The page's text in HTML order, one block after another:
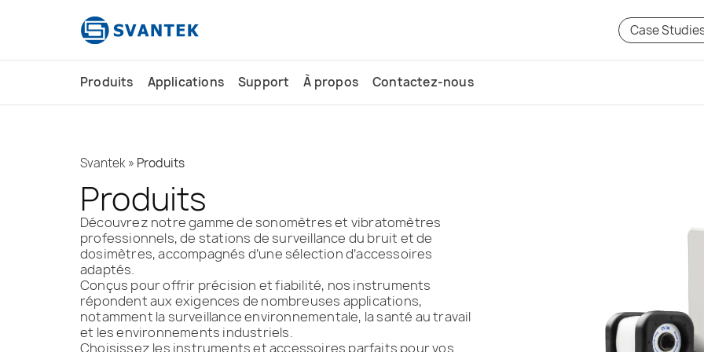
Case
Produits Applications Support À propos Contactez-nous
Svantek» Produits
Produits
Découvrez notre gamme de sonomètres et vibratomètres
professionnels, de stations de surveillance du bruit et de
dosimètres, accompagnés d’une sélection d’accessoires
adaptés.
Conçus pour offrir précision et fiabilité, nos instruments
répondent aux exigences de nombreuses applications,
notamment la surveillance environnementale, la santé au travail
et les environnements industriels.
Choisissez les instruments et accessoires parfaits pour vos